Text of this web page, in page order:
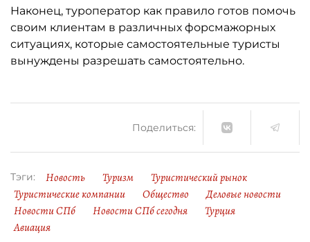
Наконец, туроператор как правило готов помочь
своим клиентам в различных форсмажорных
ситуациях, которые самостоятельные туристы
вынуждены разрешать самостоятельно.
Поделиться:
Тэги: Новость Туризм
Туристический рынок
Туристические компании
Общество
Деловые новости
Новости СПб
Новости СПб сегодня
Турция
Авиация